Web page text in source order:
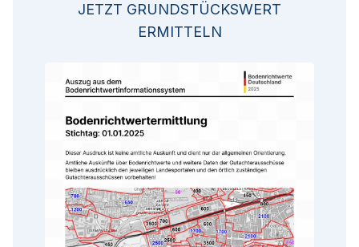
JETZT GRUNDSTÜCKSWERT
ERMITTELN